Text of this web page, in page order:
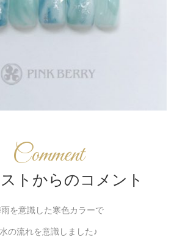
Comment
トからのコメント
を意識した寒色カラーで
水の流れを意識しました♪